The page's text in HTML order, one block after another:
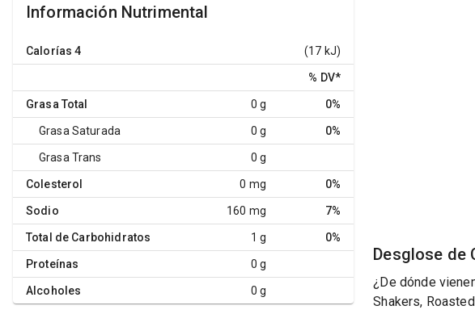
Información Nutrimental
Calorías 4 (17 kJ)
% DV*
Grasa Total 0 g 0%
Grasa Saturada 0 g 0%
Grasa Trans 0 g
Colesterol 0 mg 0%
Sodio 160 mg 7%
Total de Carbohidratos 1 g 0%
Proteínas 0 g
Alcoholes 0 g
Desglose de
¿De dónde
Shakers,